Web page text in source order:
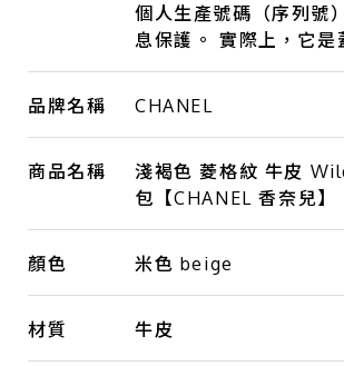
個人生產號碼（序列號
息保護。 實際上，它是
品牌名稱 CHANEL
商品名稱
淺褐色 菱格紋 牛皮
包【CHANEL 香奈兒】
顏色 米色 beige
材質 牛皮